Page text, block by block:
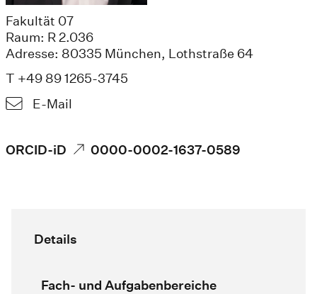
Fakultät 07
Raum: R 2.036
Adresse: 80335 München, Lothstraße 64
T +49 89 1265-3745
E-Mail
ORCID-iD 0000-0002-1637-0589
Details
Fach- und Aufgabenbereiche